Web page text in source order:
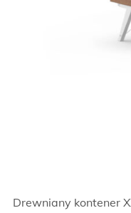
Drewniany kontener